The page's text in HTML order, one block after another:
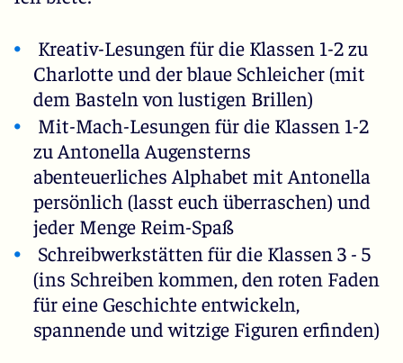
Kreativ-Lesungen für die Klassen 1-2 zu
Charlotte und der blaue Schleicher (mit
dem Basteln von lustigen Brillen)
Mit-Mach-Lesungen für die Klassen 1-2
zu Antonella Augensterns
abenteuerliches Alphabet mit Antonella
persönlich (lasst euch überraschen) und
jeder Menge Reim-Spaß
Schreibwerkstätten für die Klassen 3 - 5
(ins Schreiben kommen, den roten Faden
für eine Geschichte entwickeln,
spannende und witzige Figuren erfinden)